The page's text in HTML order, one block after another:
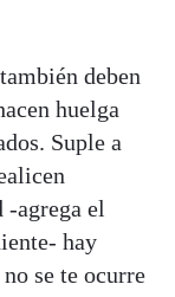
deben
huelga
Suple a
agrega el
hay
se te ocurre